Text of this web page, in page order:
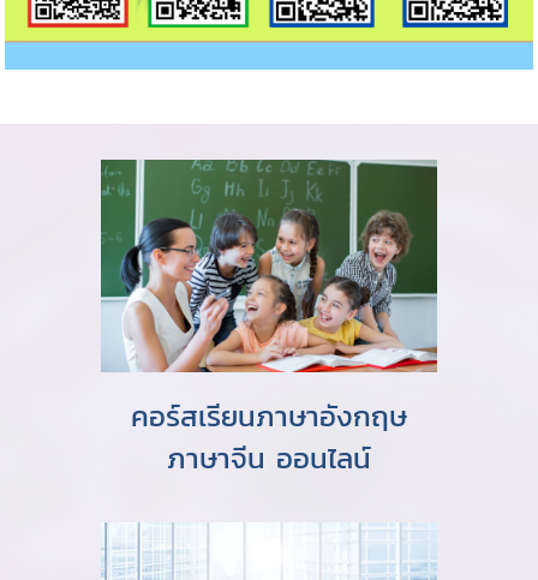
คอร์สเรียนภาษาอังกฤษ
ภาษาจีน ออนไลน์